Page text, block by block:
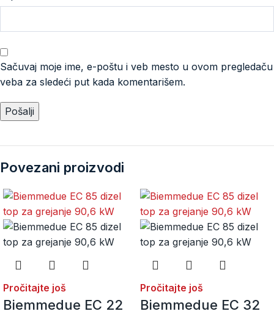
Sačuvaj moje ime, e-poštu i veb mesto u ovom pregledaču
veba za sledeći put kada komentarišem.
Povezani proizvodi
Pročitajte još
Biemmedue EC 22
Pročitajte još
Biemmedue EC 32